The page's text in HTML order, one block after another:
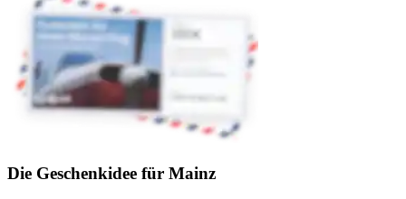
Die Geschenkidee für Mainz